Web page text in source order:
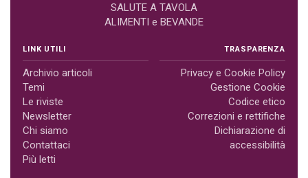
SALUTE A TAVOLA
ALIMENTI e BEVANDE
LINK UTILI
Archivio articoli
Temi
Le riviste
Newsletter
Chi siamo
Contattaci
Più letti
TRASPARENZA
Privacy e Cookie Policy
Gestione Cookie
Codice etico
Correzioni e rettifiche
Dichiarazione di
accessibilità